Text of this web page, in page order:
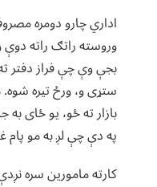
اداري چارو دومره
وروسته راتګ راته
بجې وې چې فراز دفتر
ستړی و، ورځ تیره
بازار ته ځو، یو ځای
په دې چې لږ به مو
کارته مامورین سره